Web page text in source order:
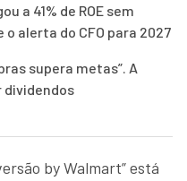
a 41% de ROE sem
alerta do CFO para 2027
supera metas”. A
dividendos
by Walmart” está